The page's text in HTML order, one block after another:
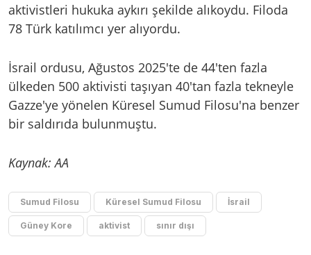
aktivistleri hukuka aykırı şekilde alıkoydu. Filoda
78 Türk katılımcı yer alıyordu.
İsrail ordusu, Ağustos 2025'te de 44'ten fazla
ülkeden 500 aktivisti taşıyan 40'tan fazla tekneyle
Gazze'ye yönelen Küresel Sumud Filosu'na benzer
bir saldırıda bulunmuştu.
Kaynak: AA
Sumud Filosu Küresel Sumud Filosu İsrail
Güney Kore aktivist sınır dışı